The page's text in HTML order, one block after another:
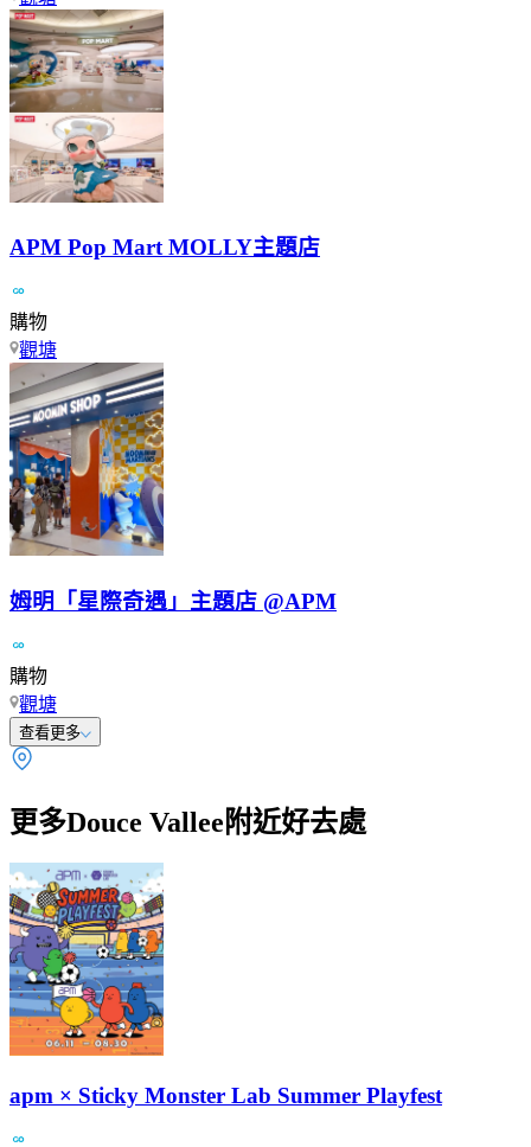
APM Pop Mart MOLLY主題店
購物
觀塘
姆明「星際奇遇」主題店 @APM
購物
觀塘
查看更多
更多Douce Vallee附近好去處
apm × Sticky Monster Lab Summer Playfest